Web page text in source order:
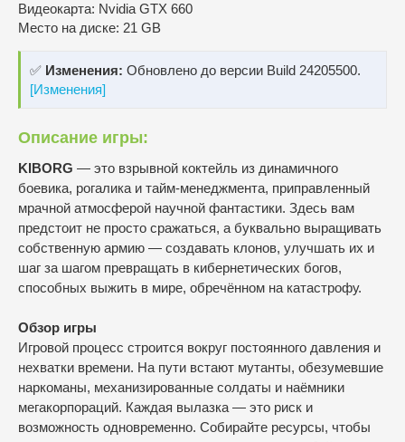
Видеокарта: Nvidia GTX 660
Место на диске: 21 GB
✅ Изменения: Обновлено до версии Build 24205500.
[Изменения]
Описание игры:
KIBORG — это взрывной коктейль из динамичного
боевика, рогалика и тайм-менеджмента, приправленный
мрачной атмосферой научной фантастики. Здесь вам
предстоит не просто сражаться, а буквально выращивать
собственную армию — создавать клонов, улучшать их и
шаг за шагом превращать в кибернетических богов,
способных выжить в мире, обречённом на катастрофу.
Обзор игры
Игровой процесс строится вокруг постоянного давления и
нехватки времени. На пути встают мутанты, обезумевшие
наркоманы, механизированные солдаты и наёмники
мегакорпораций. Каждая вылазка — это риск и
возможность одновременно. Собирайте ресурсы, чтобы